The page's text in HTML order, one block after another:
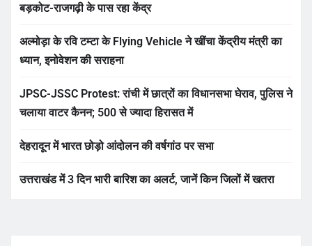
बड़कोट-राजगढ़ी के पास रहा केंद्र
अल्मोड़ा के रवि टम्टा के Flying Vehicle ने खींचा केंद्रीय मंत्री का
ध्यान, इनोवेशन की सराहना
JPSC-JSSC Protest: रांची में छात्रों का विधानसभा घेराव, पुलिस ने
चलाया वाटर कैनन; 500 से ज्यादा हिरासत में
देहरादून में भारत छोड़ो आंदोलन की वर्षगांठ पर सभा
उत्तराखंड में 3 दिन भारी बारिश का अलर्ट, जानें किन जिलों में खतरा